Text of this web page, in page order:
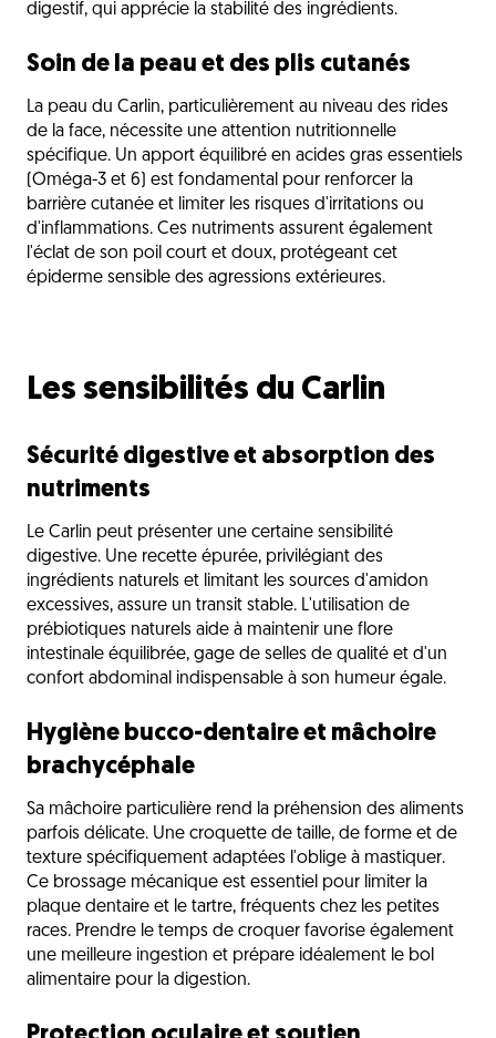
digestif, qui apprécie la stabilité des ingrédients.
Soin de la peau et des plis cutanés
La peau du Carlin, particulièrement au niveau des rides
de la face, nécessite une attention nutritionnelle
spécifique. Un apport équilibré en acides gras essentiels
(Oméga-3 et 6) est fondamental pour renforcer la
barrière cutanée et limiter les risques d'irritations ou
d'inflammations. Ces nutriments assurent également
l'éclat de son poil court et doux, protégeant cet
épiderme sensible des agressions extérieures.
Les sensibilités du Carlin
Sécurité digestive et absorption des
nutriments
Le Carlin peut présenter une certaine sensibilité
digestive. Une recette épurée, privilégiant des
ingrédients naturels et limitant les sources d'amidon
excessives, assure un transit stable. L'utilisation de
prébiotiques naturels aide à maintenir une flore
intestinale équilibrée, gage de selles de qualité et d'un
confort abdominal indispensable à son humeur égale.
Hygiène bucco-dentaire et mâchoire
brachycéphale
Sa mâchoire particulière rend la préhension des aliments
parfois délicate. Une croquette de taille, de forme et de
texture spécifiquement adaptées l'oblige à mastiquer.
Ce brossage mécanique est essentiel pour limiter la
plaque dentaire et le tartre, fréquents chez les petites
races. Prendre le temps de croquer favorise également
une meilleure ingestion et prépare idéalement le bol
alimentaire pour la digestion.